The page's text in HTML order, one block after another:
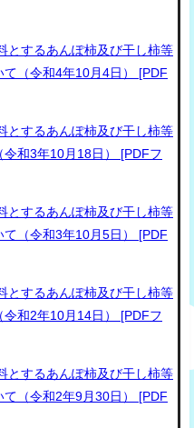
とするあんぽ柿及び干し柿等
（令和4年10月4日） [PDF
とするあんぽ柿及び干し柿等
和3年10月18日） [PDFフ
とするあんぽ柿及び干し柿等
（令和3年10月5日） [PDF
とするあんぽ柿及び干し柿等
和2年10月14日） [PDFフ
とするあんぽ柿及び干し柿等
（令和2年9月30日） [PDF